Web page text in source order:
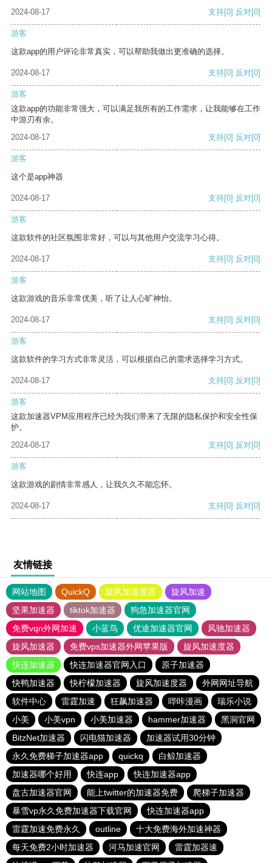
2024-08-17
支持[0] 反对[0]
游客
这款app的用户评论非常真实，可以帮助我做出更准确的选择。
2024-08-17 支持[0] 反对[0]
游客
这款app的功能非常强大，可以满足我所有的工作需求，让我能够在工作
中游刃有余。
2024-08-17
支持[0] 反对[0]
游客
这个是app神器
2024-08-17 支持[0] 反对[0]
游客
这款软件的社区氛围非常好，可以与其他用户交流学习心得。
2024-08-17 支持[0] 反对[0]
游客
这款游戏的音乐非常优美，听了让人心旷神怡。
2024-08-17 支持[0] 反对[0]
游客
这款软件的学习方式非常灵活，可以根据自己的需求选择学习方式。
2024-08-17 支持[0] 反对[0]
游客
这款加速器VPM应用程序已经为我们带来了无限的隐私保护和安全性保
护。
2024-08-17
支持[0] 反对[0]
游客
这款游戏的剧情非常感人，让我久久不能忘怀。
2024-08-17 支持[0] 反对[0]
友情链接
网站地图 QuickQ 旋风加速度器
旋风加速
坚果加速器
tiktok加速器
狗急加速器官网
免费vqn外网加速
小蓝鸟 优途加速器官网
风驰加速器
旋风加速器
免费vps加速器外网苹果版
旋风加速度器
快连加速器
快连加速器官网入口
原子加速器
快鸭加速器
快柠檬加速器 旋风加速度器
外网网址导航
软件中心
雷霆加速 狂飙加速器 哔咔漫画
瑞乐小说
小美
小美vpn 小美加速器 hammer加速器
黑洞官网
BitzNet加速器
闪电猫加速器
加速器试用30分钟
永久免费梯子加速器app
quickq
白鲸加速器
加速器哪个好用
快连app
快连加速器app
盘古加速器官网
能上twitter的加速器免费
爬梯子加速器
暴雪vp永久免费加速器下载官网
快连加速器app
雷霆加速免费永久
outline
十大免费海外加速神器
每天免费2小时加速器
河马加速官网
雷霆加器速